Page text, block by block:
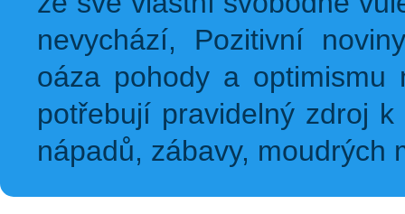
nevychází, Pozitivní
oáza pohody a
potřebují pravidelný zdroj
nápadů, zábavy, moudrých